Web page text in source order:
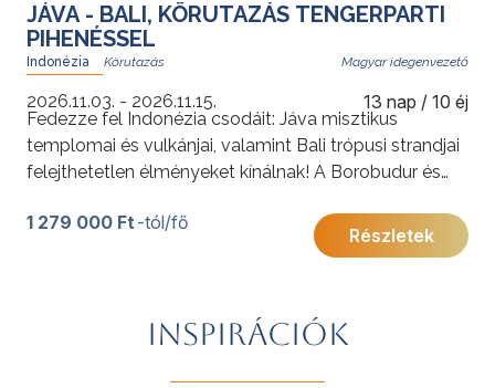
JÁVA - BALI, KÖRUTAZÁS TENGERPARTI
PIHENÉSSEL
Indonézia Magyar idegenvezető
2026.11.03. - 2026.11.15. 13 nap / 10 éj
Fedezze fel Indonézia csodáit: Jáva misztikus
templomai és vulkánjai, valamint Bali trópusi strandjai
felejthetetlen élményeket kínálnak! A Borobudur és
végül Bali nyugalmáig ez az utazás a kultúra és a
természet tökéletes harmóniáját tárja Ön elé.
1 279 000 Ft -tól/fő
Részletek
INSPIRÁCIÓK